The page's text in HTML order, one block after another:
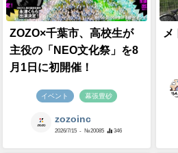
ZOZO×千葉市、高校生が
主役の「NEO文化祭」を8
月1日に初開催！
イベント 幕張豊砂
zozoinc
2026/7/15 - №20085 346
メ